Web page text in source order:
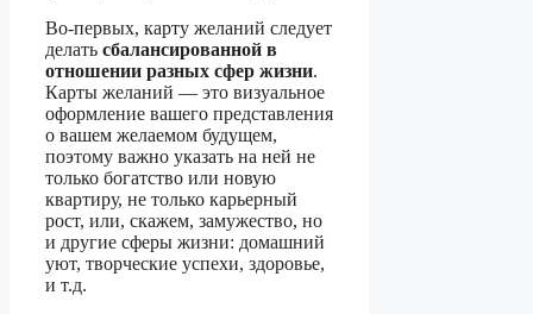
Во-первых, карту желаний следует
делать сбалансированной в
отношении разных сфер жизни.
Карты желаний — это визуальное
оформление вашего представления
о вашем желаемом будущем,
поэтому важно указать на ней не
только богатство или новую
квартиру, не только карьерный
рост, или, скажем, замужество, но
и другие сферы жизни: домашний
уют, творческие успехи, здоровье,
и т.д.